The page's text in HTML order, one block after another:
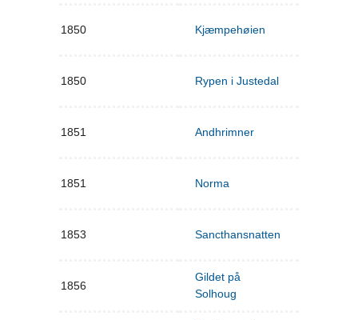
1850 Kjæmpehøien
1850 Rypen i Justedal
1851 Andhrimner
1851 Norma
1853 Sancthansnatten
1856
Gildet på
Solhoug